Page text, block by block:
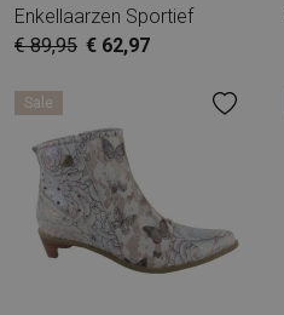
Enkellaarzen Sportief
€ 89,95 € 62,97
Sale